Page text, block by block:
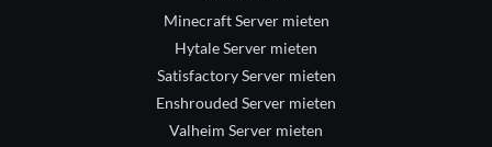
Minecraft Server mieten
Hytale Server mieten
Satisfactory Server mieten
Enshrouded Server mieten
Valheim Server mieten